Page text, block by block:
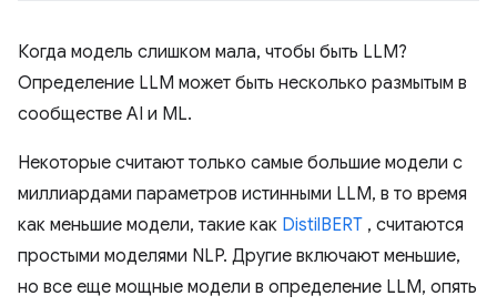
Когда модель слишком мала, чтобы быть LLM?
Определение LLM может быть несколько размытым в
сообществе AI и ML.
Некоторые считают только самые большие модели с
миллиардами параметров истинными LLM, в то время
как меньшие модели, такие как DistilBERT , считаются
простыми моделями NLP. Другие включают меньшие,
но все еще мощные модели в определение LLM, опять